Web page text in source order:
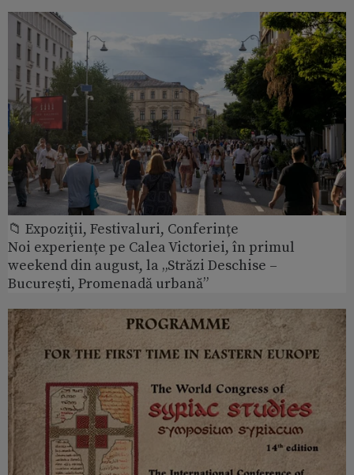
📁 Expoziţii, Festivaluri, Conferințe
Noi experiențe pe Calea Victoriei, în primul
weekend din august, la „Străzi Deschise –
București, Promenadă urbană”